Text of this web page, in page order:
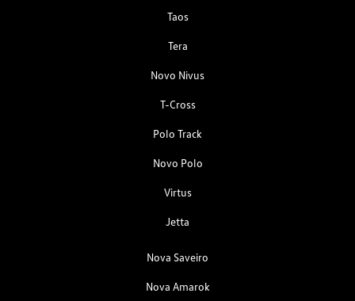
Taos
Tera
Novo Nivus
T-Cross
Polo Track
Novo Polo
Virtus
Jetta
Nova Saveiro
Nova Amarok